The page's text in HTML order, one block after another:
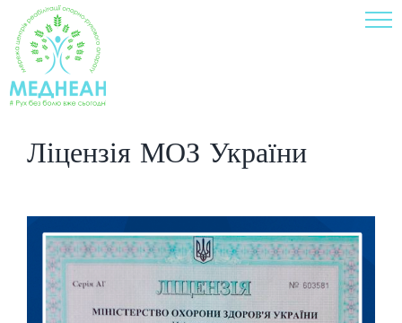
Skip
to
content
Ліцензія МОЗ України